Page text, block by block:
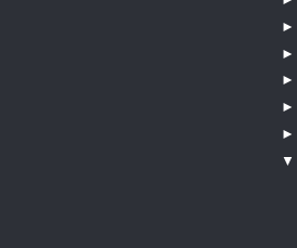
►
►
►
►
►
▼